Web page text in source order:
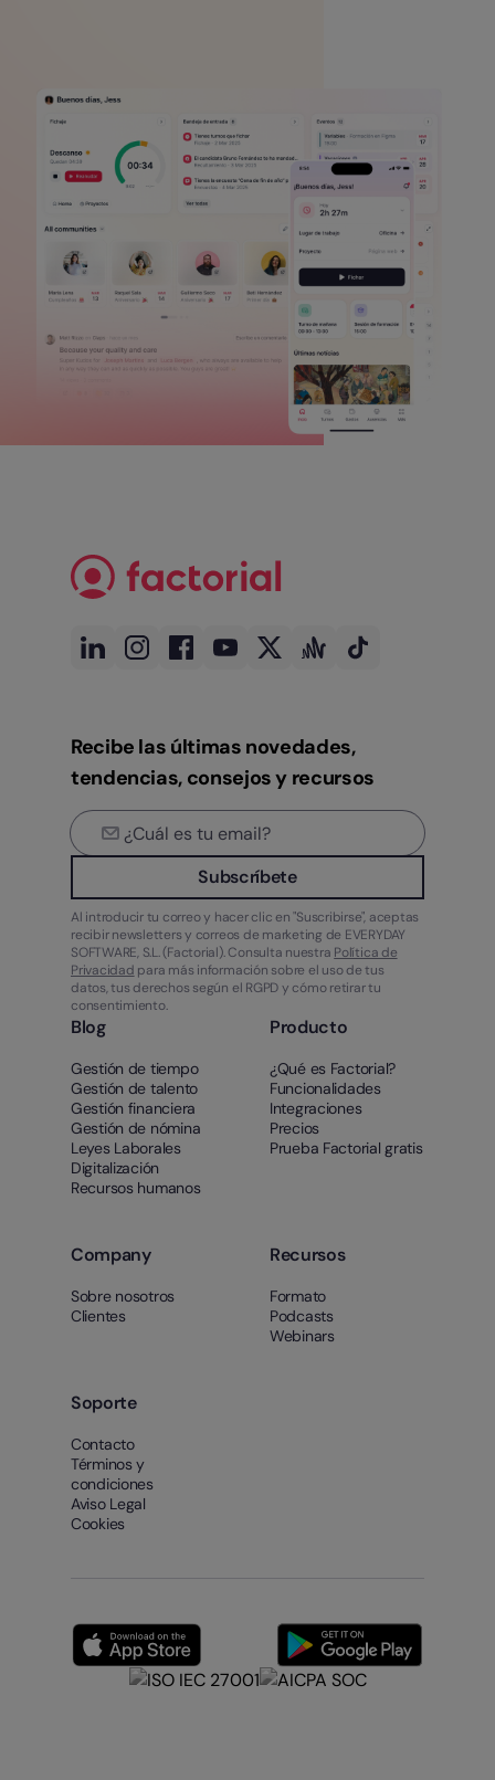
Recibe las últimas novedades,
tendencias, consejos y recursos
Subscríbete
Al introducir tu correo y hacer clic en "Suscribirse", aceptas
recibir newsletters y correos de marketing de EVERYDAY
SOFTWARE, S.L. (Factorial). Consulta nuestra Política de
Privacidad para más información sobre el uso de tus
datos, tus derechos según el RGPD y cómo retirar tu
consentimiento.
Blog
Gestión de tiempo
Gestión de talento
Gestión financiera
Gestión de nómina
Leyes Laborales
Digitalización
Recursos humanos
Producto
¿Qué es Factorial?
Funcionalidades
Integraciones
Precios
Prueba Factorial gratis
Company
Sobre nosotros
Clientes
Recursos
Formato
Podcasts
Webinars
Soporte
Contacto
Términos y
condiciones
Aviso Legal
Cookies